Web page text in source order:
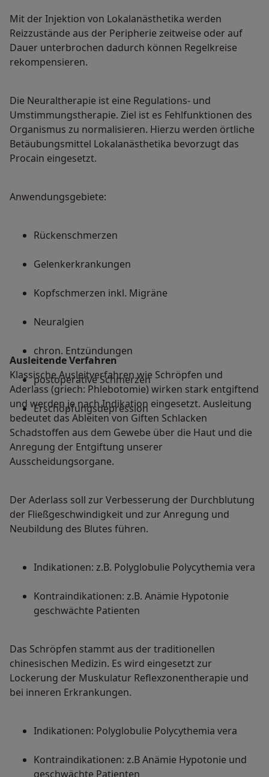
Mit der Injektion von Lokalanästhetika werden
Reizzustände aus der Peripherie zeitweise oder auf
Dauer unterbrochen dadurch können Regelkreise
rekompensieren.
Die Neuraltherapie ist eine Regulations- und
Umstimmungstherapie. Ziel ist es Fehlfunktionen des
Organismus zu normalisieren. Hierzu werden örtliche
Betäubungsmittel Lokalanästhetika bevorzugt das
Procain eingesetzt.
Anwendungsgebiete:
Rückenschmerzen
Gelenkerkrankungen
Kopfschmerzen inkl. Migräne
Neuralgien
chron. Entzündungen
postoperative Schmerzen
Erschöpfungsdepression
Ausleitende Verfahren
Klassische Ausleitverfahren wie Schröpfen und
Aderlass (griech: Phlebotomie) wirken stark entgiftend
und werden je nach Indikation eingesetzt. Ausleitung
bedeutet das Ableiten von Giften Schlacken
Schadstoffen aus dem Gewebe über die Haut und die
Anregung der Entgiftung unserer
Ausscheidungsorgane.
Der Aderlass soll zur Verbesserung der Durchblutung
der Fließgeschwindigkeit und zur Anregung und
Neubildung des Blutes führen.
Indikationen: z.B. Polyglobulie Polycythemia vera
Kontraindikationen: z.B. Anämie Hypotonie
geschwächte Patienten
Das Schröpfen stammt aus der traditionellen
chinesischen Medizin. Es wird eingesetzt zur
Lockerung der Muskulatur Reflexzonentherapie und
bei inneren Erkrankungen.
Indikationen: Polyglobulie Polycythemia vera
Kontraindikationen: z.B Anämie Hypotonie und
geschwächte Patienten